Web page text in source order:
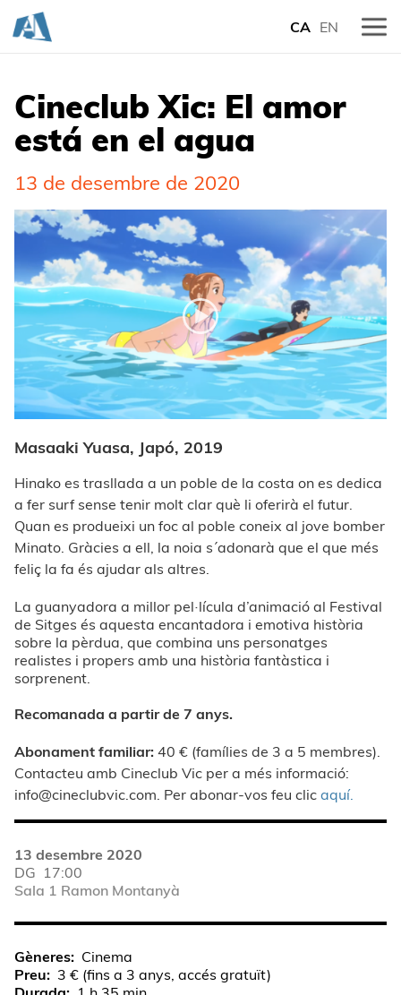
CA EN
Cineclub Xic: El amor
está en el agua
13 de desembre de 2020
Masaaki Yuasa, Japó, 2019
Hinako es trasllada a un poble de la costa on es dedica
a fer surf sense tenir molt clar què li oferirà el futur.
Quan es produeixi un foc al poble coneix al jove bomber
Minato. Gràcies a ell, la noia s´adonarà que el que més
feliç la fa és ajudar als altres.
La guanyadora a millor pel·lícula d’animació al Festival
de Sitges és aquesta encantadora i emotiva història
sobre la pèrdua, que combina uns personatges
realistes i propers amb una història fantàstica i
sorprenent.
Recomanada a partir de 7 anys.
Abonament familiar: 40 € (famílies de 3 a 5 membres).
Contacteu amb Cineclub Vic per a més informació:
info@cineclubvic.com . Per abonar-vos feu clic aquí.
13 desembre 2020
DG 17:00
Sala 1 Ramon Montanyà
Gèneres
Cinema
Preu
3 € (fins a 3 anys, accés gratuït)